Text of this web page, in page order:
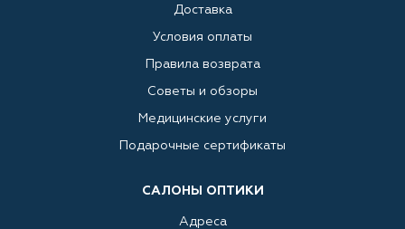
Доставка
Условия оплаты
Правила возврата
Советы и обзоры
Медицинские услуги
Подарочные сертификаты
САЛОНЫ ОПТИКИ
Адреса